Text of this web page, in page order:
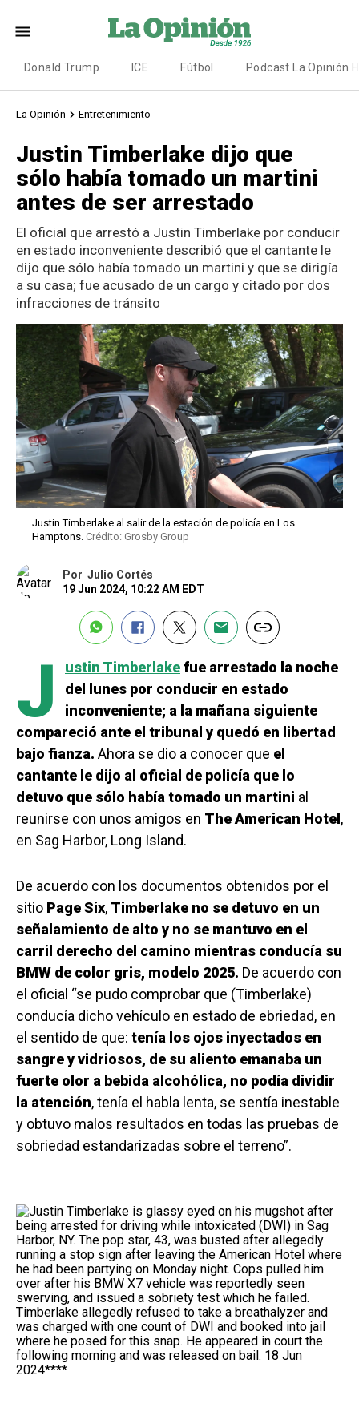
Donald Trump ICE Fútbol Podcast La Opinión
La Opinión Entretenimiento
Justin Timberlake dijo que
sólo había tomado un martini
antes de ser arrestado
El oficial que arrestó a Justin Timberlake por conducir
en estado inconveniente describió que el cantante le
dijo que sólo había tomado un martini y que se dirigía
a su casa; fue acusado de un cargo y citado por dos
infracciones de tránsito
Justin Timberlake al salir de la estación de policía en Los
Hamptons. Crédito: Grosby Group
Por Julio Cortés
19 Jun 2024, 10:22 AM EDT
J ustin Timberlakefue arrestado la noche
del lunes por conducir en estado
inconveniente; a la mañana siguiente
compareció ante el tribunal y quedó en libertad
bajo fianza. Ahora se dio a conocer que el
cantante le dijo al oficial de policía que lo
detuvo que sólo había tomado un martini al
reunirse con unos amigos en The American Hotel,
en Sag Harbor, Long Island.
De acuerdo con los documentos obtenidos por el
sitio Page Six, Timberlake no se detuvo en un
señalamiento de alto y no se mantuvo en el
carril derecho del camino mientras conducía su
BMW de color gris, modelo 2025. De acuerdo con
el oficial “se pudo comprobar que (Timberlake)
conducía dicho vehículo en estado de ebriedad, en
el sentido de que: tenía los ojos inyectados en
sangre y vidriosos, de su aliento emanaba un
fuerte olor a bebida alcohólica, no podía dividir
la atención, tenía el habla lenta, se sentía inestable
y obtuvo malos resultados en todas las pruebas de
sobriedad estandarizadas sobre el terreno”.